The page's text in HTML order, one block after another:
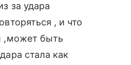
за удара
, и что
,может быть
стала как